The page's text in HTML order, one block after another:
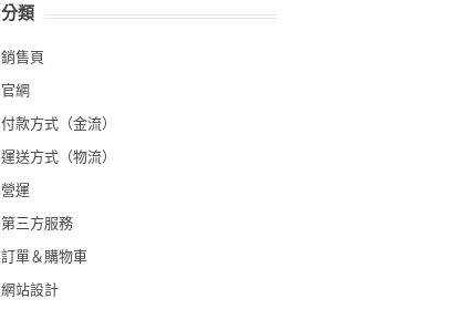
分類
銷售頁
官網
付款方式（金流）
運送方式（物流）
營運
第三方服務
訂單＆購物車
網站設計